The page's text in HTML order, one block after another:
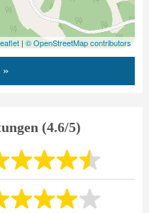
| © OpenStreetMap contributors
»
(4.6/5)